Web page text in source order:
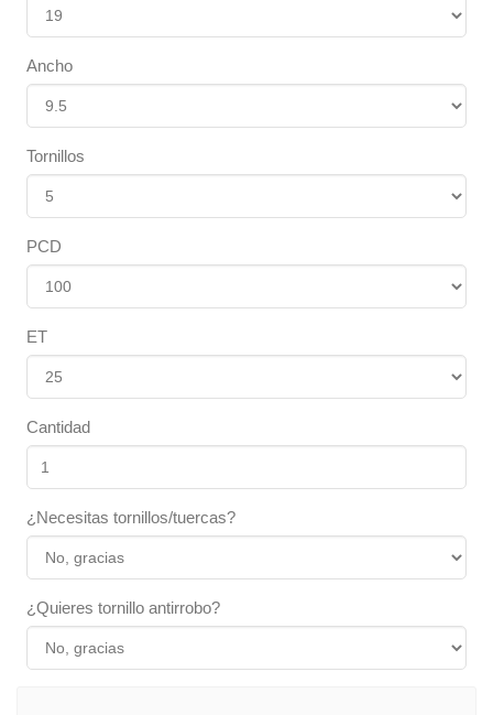
Ancho
Tornillos
PCD
ET
Cantidad
¿Necesitas tornillos/tuercas?
¿Quieres tornillo antirrobo?